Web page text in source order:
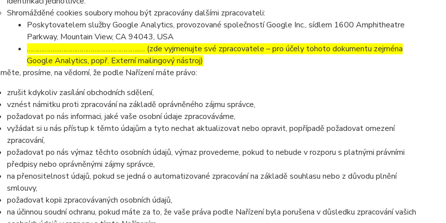
Shromážděné cookies soubory mohou být zpracovány dalšími zpracovateli:
Poskytovatelem služby Google Analytics, provozované společností Google Inc., sídlem 1600 Amphitheatre
Parkway, Mountain View, CA 94043, USA
……………………………………………………..… (zde vyjmenujte své zpracovatele – pro účely tohoto dokumentu zejména
Google Analytics, popř. Externí mailingový nástroj)
prosíme, na vědomí, že podle Nařízení máte právo:
zrušit kdykoliv zasílání obchodních sdělení,
vznést námitku proti zpracování na základě oprávněného zájmu správce,
požadovat po nás informaci, jaké vaše osobní údaje zpracováváme,
vyžádat si u nás přístup k těmto údajům a tyto nechat aktualizovat nebo opravit, popřípadě požadovat omezení
zpracování,
požadovat po nás výmaz těchto osobních údajů, výmaz provedeme, pokud to nebude v rozporu s platnými právními
předpisy nebo oprávněnými zájmy správce,
na přenositelnost údajů, pokud se jedná o automatizované zpracování na základě souhlasu nebo z důvodu plnění
smlouvy,
požadovat kopii zpracovávaných osobních údajů,
na účinnou soudní ochranu, pokud máte za to, že vaše práva podle Nařízení byla porušena v důsledku zpracování vašich